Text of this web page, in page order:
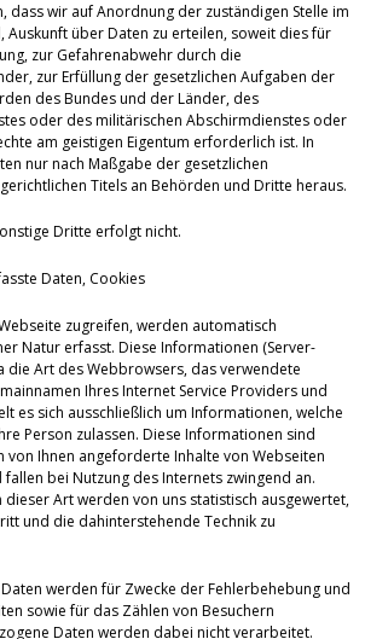
dass wir auf Anordnung der zuständigen Stelle im
Auskunft über Daten zu erteilen, soweit dies für
zur Gefahrenabwehr durch die
zur Erfüllung der gesetzlichen Aufgaben der
des Bundes und der Länder, des
oder des militärischen Abschirmdienstes oder
am geistigen Eigentum erforderlich ist. In
nur nach Maßgabe der gesetzlichen
Titels an Behörden und Dritte heraus.
Dritte erfolgt nicht.
Daten, Cookies
zugreifen, werden automatisch
Natur erfasst. Diese Informationen (Server-
die Art des Webbrowsers, das verwendete
Ihres Internet Service Providers und
es sich ausschließlich um Informationen, welche
Person zulassen. Diese Informationen sind
von Ihnen angeforderte Inhalte von Webseiten
bei Nutzung des Internets zwingend an.
Art werden von uns statistisch ausgewertet,
und die dahinterstehende Technik zu
werden für Zwecke der Fehlerbehebung und
sowie für das Zählen von Besuchern
Daten werden dabei nicht verarbeitet.